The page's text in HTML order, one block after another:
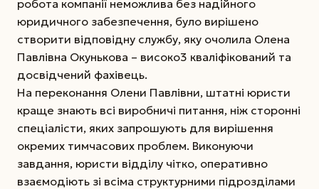
робота компанії неможлива без надійного
юридичного забезпечення, було вирішено
створити відповідну службу, яку очолила Олена
Павлівна Окунькова – високо3 кваліфікований та
досвідчений фахівець.
На переконання Олени Павлівни, штатні юристи
краще знають всі виробничі питання, ніж сторонні
спеціалісти, яких запрошують для вирішення
окремих тимчасових проблем. Виконуючи
завдання, юристи відділу чітко, оперативно
взаємодіють зі всіма структурними підрозділами